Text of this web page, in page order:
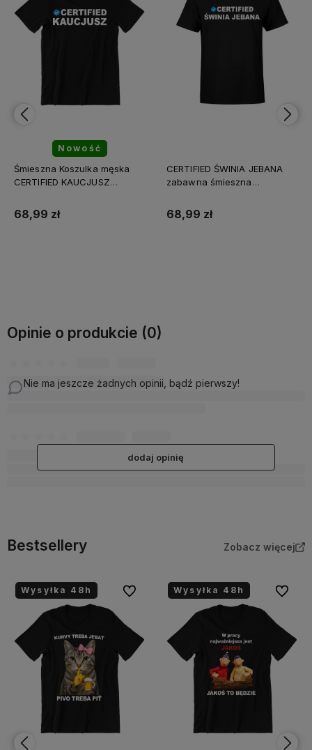
CERTIFIED ŚWINIA JEBANA
zabawna śmieszna
URODZINY ŚWIĘTA
68,99 zł
CERTIFIED KRYTYK
ETNICZNY instagram
KOSZULKA na PREZENT
URODZINY ŚWIĘTA
68,99 zł
Opinie o produkcie (0)
Nie ma jeszcze żadnych opinii, bądź pierwszy!
dodaj opinię
Bestsellery Zobacz więcej
Wysyłka 48h Do ulubionychWysyłka 48h Do